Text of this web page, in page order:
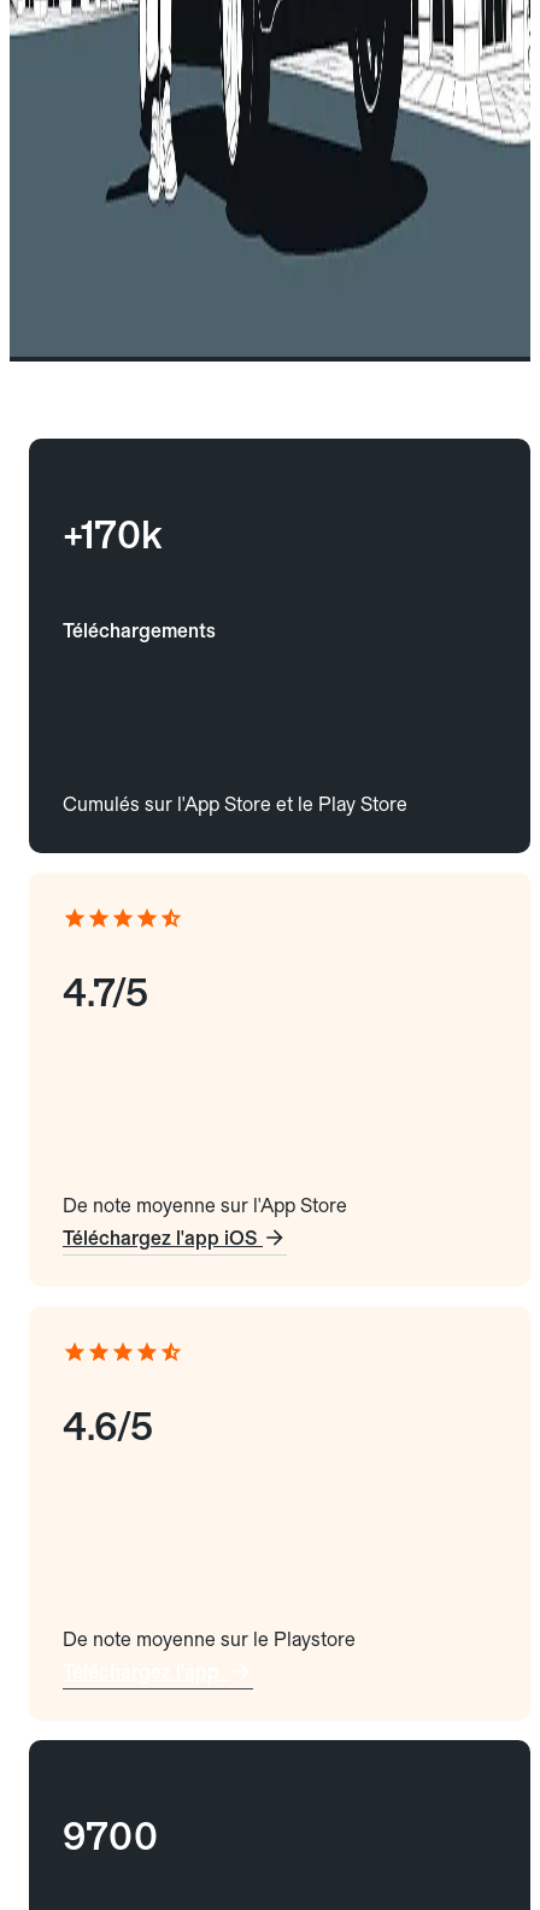
+170k
Téléchargements
Cumulés sur l'App Store et le Play Store
4.7/5
De note moyenne sur l'App Store
Téléchargez l'app iOS
4.6/5
De note moyenne sur le Playstore
9700